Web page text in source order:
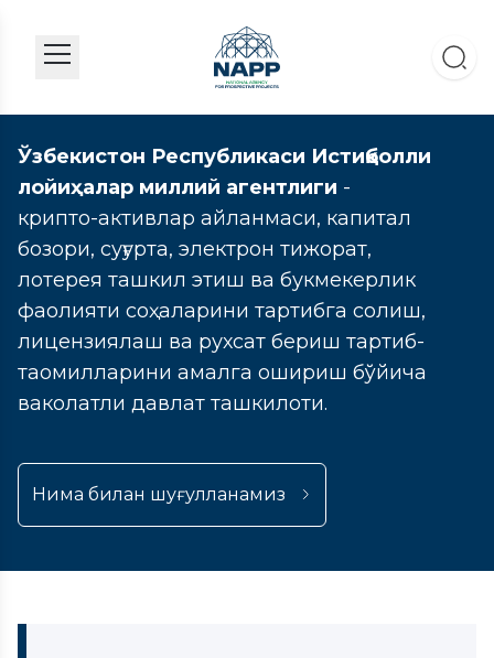
Ўзбекистон Республикаси Истиқболли
лойиҳалар миллий агентлиги -
крипто-активлар айланмаси, капитал
бозори, суғурта, электрон тижорат,
лотерея ташкил этиш ва букмекерлик
фаолияти соҳаларини тартибга солиш,
лицензиялаш ва рухсат бериш тартиб-
таомилларини амалга ошириш бўйича
ваколатли давлат ташкилоти.
Нима билан шуғулланамиз